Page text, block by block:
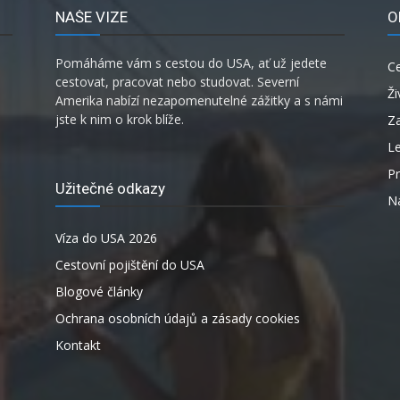
NAŠE VIZE
Pomáháme vám s cestou do USA, ať už jedete
cestovat, pracovat nebo studovat. Severní
Amerika nabízí nezapomenutelné zážitky a s námi
jste k nim o krok blíže.
Užitečné odkazy
Víza do USA 2026
Cestovní pojištění do USA
Blogové články
Ochrana osobních údajů a zásady cookies
Kontakt